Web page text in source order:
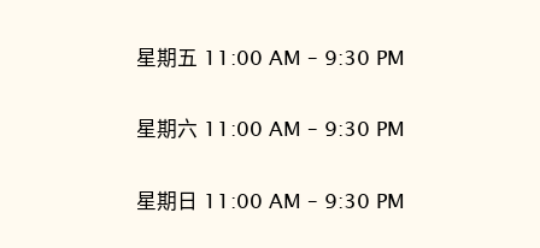
星期五 11:00 AM – 9:30 PM
星期六 11:00 AM – 9:30 PM
星期日 11:00 AM – 9:30 PM